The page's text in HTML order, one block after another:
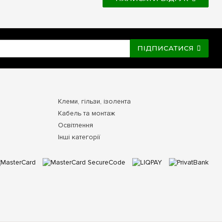
ПІДПИСАТИСЯ
Клеми, гільзи, ізолента
Кабель та монтаж
Освітлення
Інші категорії